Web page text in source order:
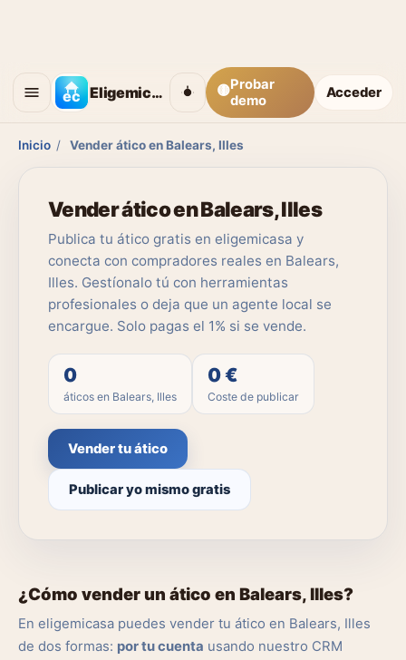
Eligemicasa 🟡Probar
demo
Acceder
Inicio / Vender ático en Balears, Illes
Vender ático en Balears, Illes
Publica tu ático gratis en eligemicasa y
conecta con compradores reales en Balears,
Illes. Gestíonalo tú con herramientas
profesionales o deja que un agente local se
encargue. Solo pagas el 1% si se vende.
0
áticos en Balears, Illes
0 €
Coste de publicar
Vender tu ático
Publicar yo mismo gratis
¿Cómo vender un ático en Balears, Illes?
En eligemicasa puedes vender tu ático en Balears, Illes
de dos formas: por tu cuenta usando nuestro CRM